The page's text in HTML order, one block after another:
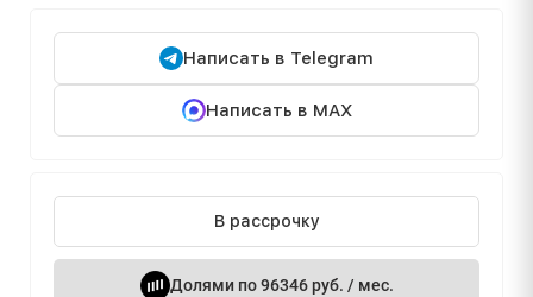
Написать в Telegram
Написать в MAX
В рассрочку
Долями по 96346 руб. / мес.